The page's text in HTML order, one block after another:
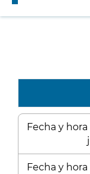
Fecha y
Fecha y